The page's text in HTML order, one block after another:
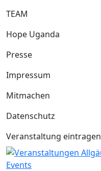
TEAM
Hope Uganda
Presse
Impressum
Mitmachen
Datenschutz
Veranstaltung eintragen